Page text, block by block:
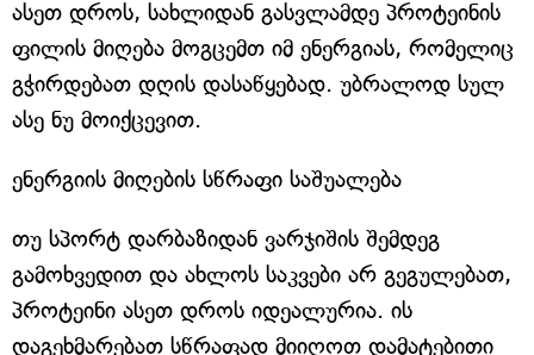
ასეთ დროს, სახლიდან გასვლამდე პროტეინის
ფილის მიღება მოგცემთ იმ ენერგიას, რომელიც
გჭირდებათ დღის დასაწყებად. უბრალოდ სულ
ასე ნუ მოიქცევით.
ენერგიის მიღების სწრაფი საშუალება
თუ სპორტ დარბაზიდან ვარჯიშის შემდეგ
გამოხვედით და ახლოს საკვები არ გეგულებათ,
პროტეინი ასეთ დროს იდეალურია. ის
დაგეხმარებათ სწრაფად მიიღოთ დამატებითი